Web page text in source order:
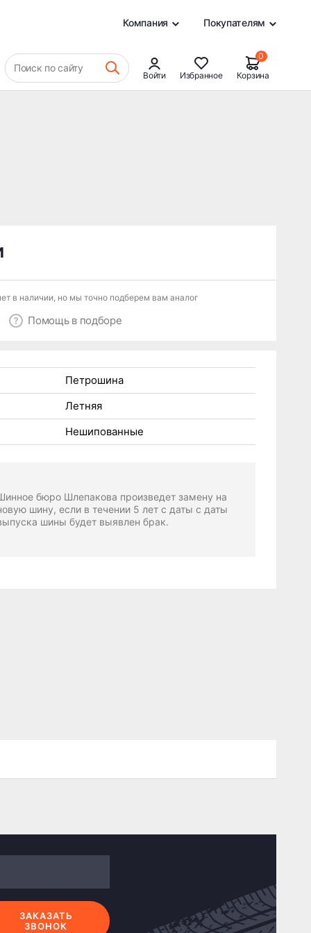
Компания Покупателям
Поиск по сайту
Войти Избранное
0
Корзина
в наличии, но мы точно подберем вам аналог
Помощь в подборе
Петрошина
Летняя
Нешипованные
бюро Шлепакова произведет замену на
шину, если в течении 5 лет с даты с даты
шины будет выявлен брак.
ЗАКАЗАТЬ
ЗВОНОК